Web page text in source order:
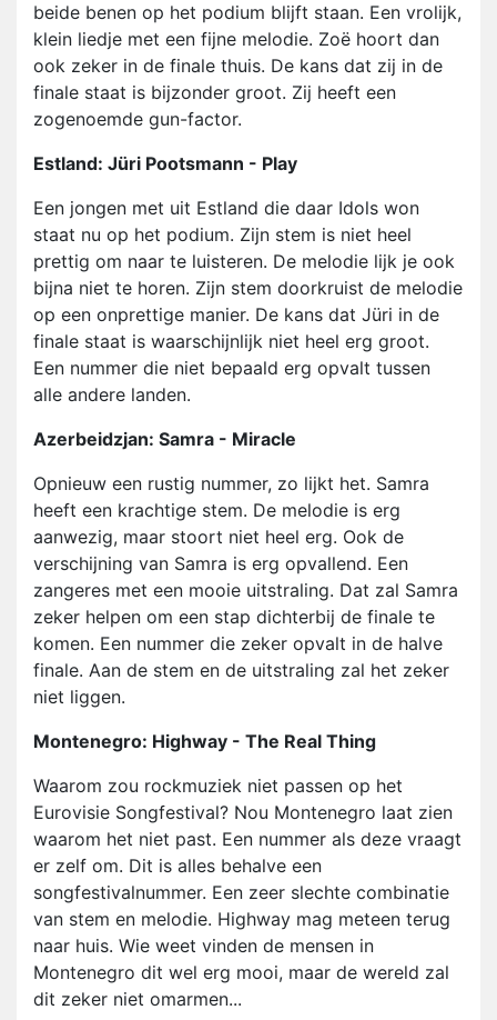
beide benen op het podium blijft staan. Een vrolijk,
klein liedje met een fijne melodie. Zoë hoort dan
ook zeker in de finale thuis. De kans dat zij in de
finale staat is bijzonder groot. Zij heeft een
zogenoemde gun-factor.
Estland: Jüri Pootsmann - Play
Een jongen met uit Estland die daar Idols won
staat nu op het podium. Zijn stem is niet heel
prettig om naar te luisteren. De melodie lijk je ook
bijna niet te horen. Zijn stem doorkruist de melodie
op een onprettige manier. De kans dat Jüri in de
finale staat is waarschijnlijk niet heel erg groot.
Een nummer die niet bepaald erg opvalt tussen
alle andere landen.
Azerbeidzjan: Samra - Miracle
Opnieuw een rustig nummer, zo lijkt het. Samra
heeft een krachtige stem. De melodie is erg
aanwezig, maar stoort niet heel erg. Ook de
verschijning van Samra is erg opvallend. Een
zangeres met een mooie uitstraling. Dat zal Samra
zeker helpen om een stap dichterbij de finale te
komen. Een nummer die zeker opvalt in de halve
finale. Aan de stem en de uitstraling zal het zeker
niet liggen.
Montenegro: Highway - The Real Thing
Waarom zou rockmuziek niet passen op het
Eurovisie Songfestival? Nou Montenegro laat zien
waarom het niet past. Een nummer als deze vraagt
er zelf om. Dit is alles behalve een
songfestivalnummer. Een zeer slechte combinatie
van stem en melodie. Highway mag meteen terug
naar huis. Wie weet vinden de mensen in
Montenegro dit wel erg mooi, maar de wereld zal
dit zeker niet omarmen...